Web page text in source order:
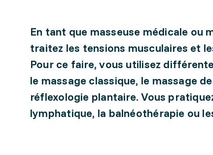
En tant que masseuse médicale ou
traitez les tensions musculaires et
Pour ce faire, vous utilisez
le massage classique, le massage
réflexologie plantaire. Vous
lymphatique, la balnéothérapie ou